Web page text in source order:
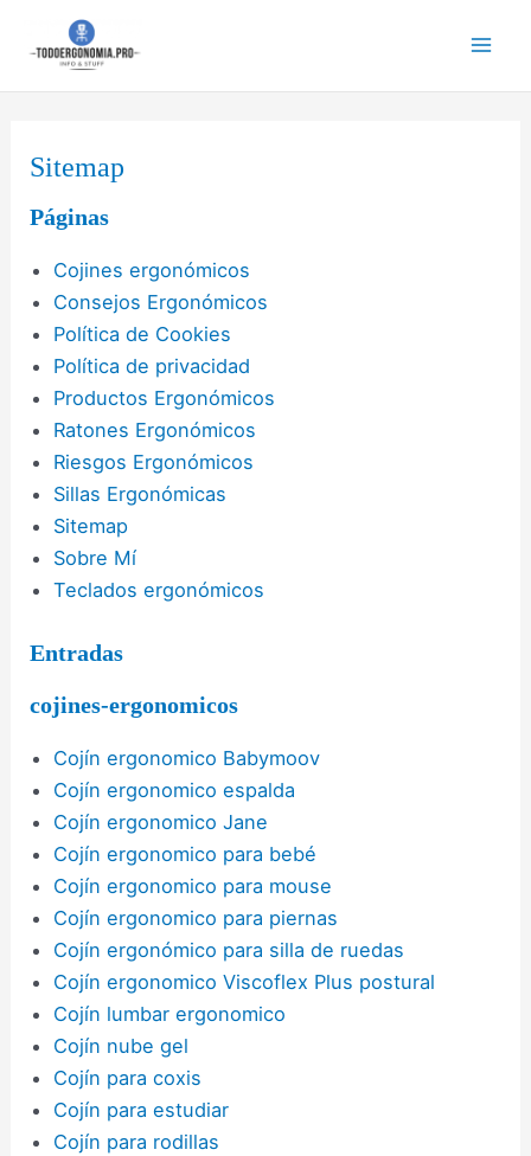
Sitemap
Páginas
Cojines ergonómicos
Consejos Ergonómicos
Política de Cookies
Política de privacidad
Productos Ergonómicos
Ratones Ergonómicos
Riesgos Ergonómicos
Sillas Ergonómicas
Sitemap
Sobre Mí
Teclados ergonómicos
Entradas
cojines-ergonomicos
Cojín ergonomico Babymoov
Cojín ergonomico espalda
Cojín ergonomico Jane
Cojín ergonomico para bebé
Cojín ergonomico para mouse
Cojín ergonomico para piernas
Cojín ergonómico para silla de ruedas
Cojín ergonomico Viscoflex Plus postural
Cojín lumbar ergonomico
Cojín nube gel
Cojín para coxis
Cojín para estudiar
Cojín para rodillas